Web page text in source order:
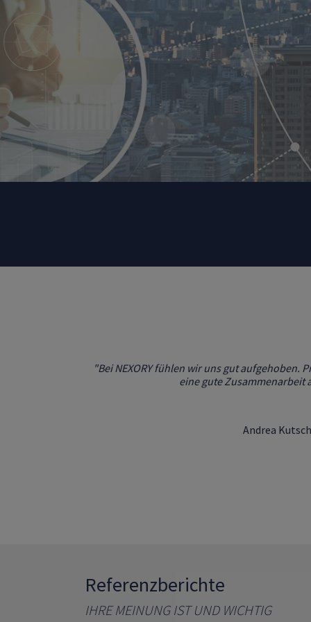
"Bei NEXORY fühlen wir uns gut aufgehoben.
eine gute Zusammenarbeit
Andrea
"Mit NEXORY haben wir einen langfristigen
unserer
Christian Bunk,
Referenzberichte
IHRE MEINUNG IST UND WICHTIG